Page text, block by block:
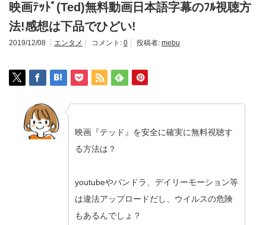
映画ﾃｯﾄﾞ(Ted)無料動画日本語字幕のﾌﾙ視聴方
法!感想は下品でひどい!
2019/12/08 エンタメ コメント: 0 投稿者: mebu
映画『テッド』を安全に確実に無料視聴す
る方法は？
youtubeやパンドラ、デイリーモーション等
は違法アップロードだし、ウイルスの危険
もあるんでしょ？